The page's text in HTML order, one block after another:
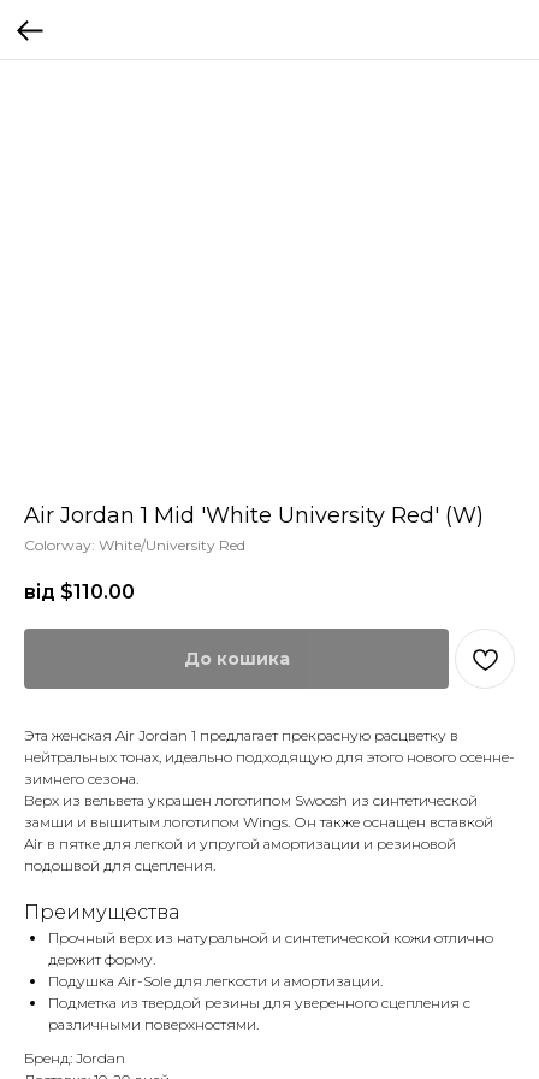
Air Jordan 1 Mid 'White University Red' (W)
Colorway: White/University Red
від $110.00
До кошика
Эта женская Air Jordan 1 предлагает прекрасную расцветку в
нейтральных тонах, идеально подходящую для этого нового осенне-
зимнего сезона.
Верх из вельвета украшен логотипом Swoosh из синтетической
замши и вышитым логотипом Wings. Он также оснащен вставкой
Air в пятке для легкой и упругой амортизации и резиновой
подошвой для сцепления.
Преимущества
Прочный верх из натуральной и синтетической кожи отлично
держит форму.
Подушка Air-Sole для легкости и амортизации.
Подметка из твердой резины для уверенного сцепления с
различными поверхностями.
Бренд: Jordan